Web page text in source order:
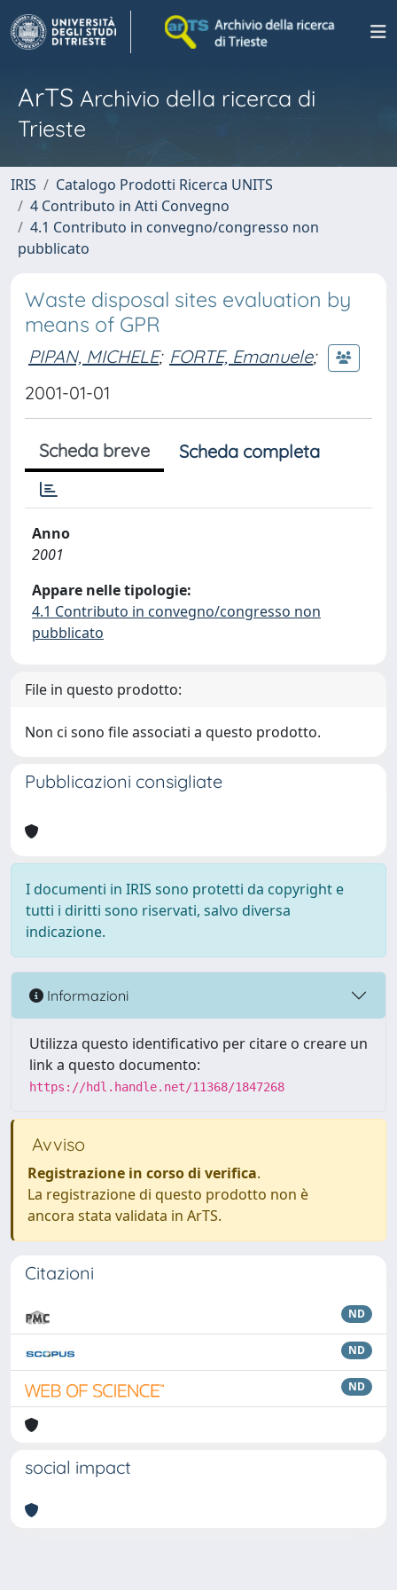
ArTS Archivio della ricerca di
Trieste
IRIS
Catalogo Prodotti Ricerca UNITS
4 Contributo in Atti Convegno
4.1 Contributo in convegno/congresso non
pubblicato
Waste disposal sites evaluation by
means of GPR
PIPAN, MICHELE; FORTE, Emanuele;
2001-01-01
Scheda breve Scheda completa
Anno
2001
Appare nelle tipologie:
4.1 Contributo in convegno/congresso non
pubblicato
File in questo prodotto:
Non ci sono file associati a questo prodotto.
Pubblicazioni consigliate
I documenti in IRIS sono protetti da copyright e
tutti i diritti sono riservati, salvo diversa
indicazione.
Informazioni
Utilizza questo identificativo per citare o creare un
link a questo documento:
https://hdl.handle.net/11368/1847268
Avviso
Registrazione in corso di verifica.
La registrazione di questo prodotto non è
ancora stata validata in ArTS.
Citazioni
ND
ND
ND
social impact